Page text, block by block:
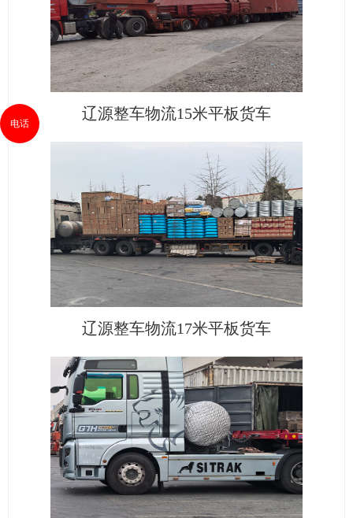
辽源整车物流15米平板货车
辽源整车物流17米平板货车
电话